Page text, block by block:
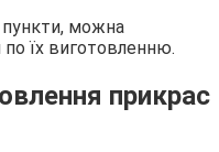
можна
їх виготовленню.
прикрас